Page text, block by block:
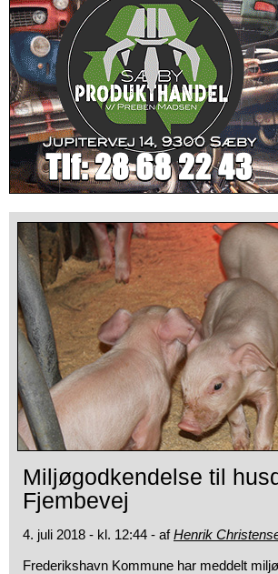
Miljøgodkendelse til
Fjembevej
4. juli 2018 - kl. 12:44 - afHenrik
Frederikshavn Kommune har meddelt